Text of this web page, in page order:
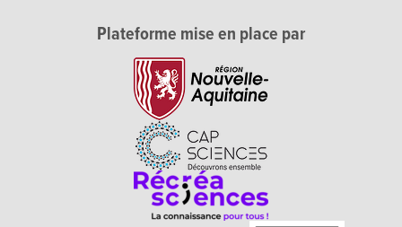
Plateforme mise en place par